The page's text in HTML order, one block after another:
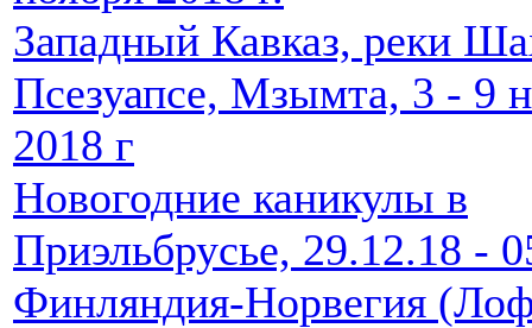
Западный Кавказ, реки
Псезуапсе, Мзымта, 3 - 9
2018 г
Новогодние каникулы в
Приэльбрусье, 29.12.18 -
Финляндия-Норвегия